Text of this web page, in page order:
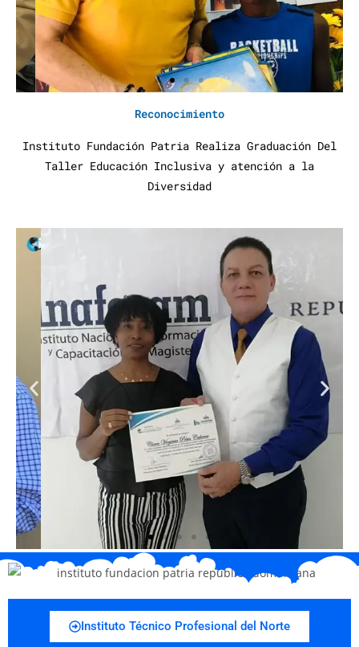
Reconocimiento
Instituto Fundación Patria Realiza Graduación Del
Taller Educación Inclusiva y atención a la
Diversidad
Instituto Técnico Profesional del Norte